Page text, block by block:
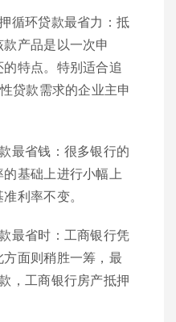
循环贷款最省力：抵
产品是以一次申
特点。特别适合追
贷款需求的企业主申
最省钱：很多银行的
基础上进行小幅上
利率不变。
最省时：工商银行凭
面则稍胜一筹，最
，工商银行房产抵押